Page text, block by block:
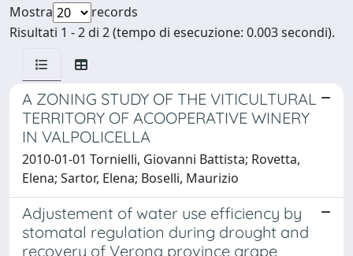
Mostra
records
Risultati 1 - 2 di 2 (tempo di esecuzione: 0.003 secondi).
A ZONING STUDY OF THE VITICULTURAL
TERRITORY OF ACOOPERATIVE WINERY
IN VALPOLICELLA
2010-01-01 Tornielli, Giovanni Battista; Rovetta,
Elena; Sartor, Elena; Boselli, Maurizio
Adjustement of water use efficiency by
stomatal regulation during drought and
recovery of Verona province grape